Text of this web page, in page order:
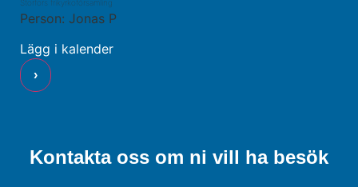
Storfors frikyrkoförsamling
Person: Jonas P
Lägg i kalender
›
Kontakta oss om ni vill ha besök